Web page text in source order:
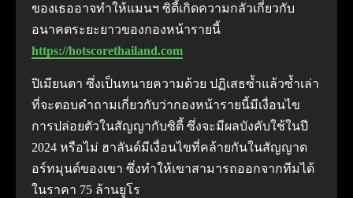
ของเธออาจทำให้แมนฯ ซิตี้เกิดความกลัวเกี่ยวกับ
อนาคตระยะยาวของกองหน้ารายนี้
https://hotscorethailand.com
ปิเมียนตา ซึ่งเป็นทนายความด้วย ปฏิเสธซ้ำแล้วซ้ำเล่า
ที่จะตอบคำถามเกี่ยวกับว่ากองหน้ารายนี้มีเงื่อนไข
การปล่อยตัวในสัญญากับซิตี้ ซึ่งจะมีผลบังคับใช้ในปี
2024 หรือไม่ ฮาลันด์มีเงื่อนไขที่คล้ายกันในสัญญาด
อร์ทมุนด์ของเขา ซึ่งทำให้เขาสามารถออกจากทีมได้
ในราคา 75 ล้านยูโร